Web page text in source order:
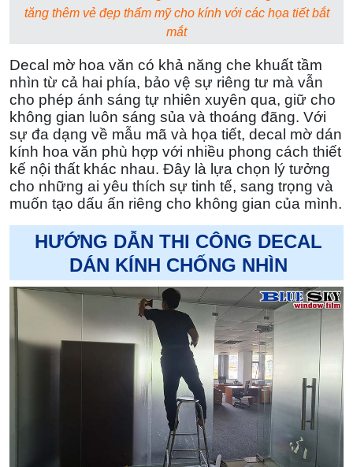
tăng thêm vẻ đẹp thẩm mỹ cho kính với các họa tiết bắt
mắt
Decal mờ hoa văn có khả năng che khuất tầm
nhìn từ cả hai phía, bảo vệ sự riêng tư mà vẫn
cho phép ánh sáng tự nhiên xuyên qua, giữ cho
không gian luôn sáng sủa và thoáng đãng. Với
sự đa dạng về mẫu mã và họa tiết, decal mờ dán
kính hoa văn phù hợp với nhiều phong cách thiết
kế nội thất khác nhau. Đây là lựa chọn lý tưởng
cho những ai yêu thích sự tinh tế, sang trọng và
muốn tạo dấu ấn riêng cho không gian của mình.
HƯỚNG DẪN THI CÔNG DECAL
DÁN KÍNH CHỐNG NHÌN